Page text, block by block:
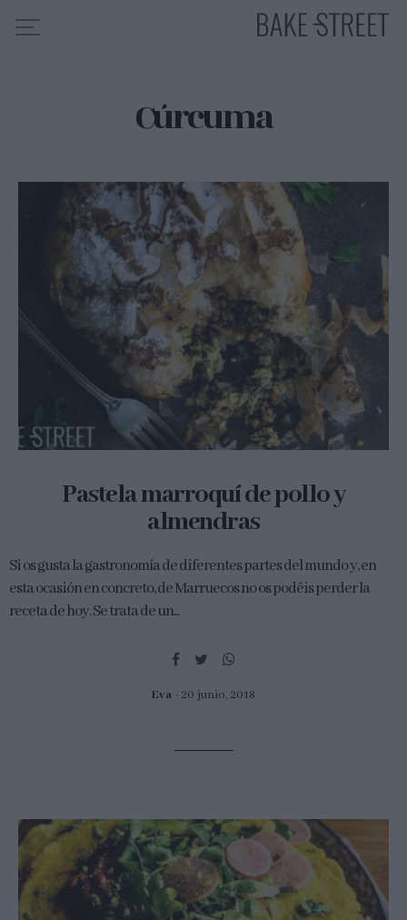
SOBRE MÍ
MIS CURSOS
CONTACTO
EN
Cúrcuma
Pastela marroquí de pollo y
almendras
Si os gusta la gastronomía de diferentes partes del mundo y, en
esta ocasión en concreto, de Marruecos no os podéis perder la
receta de hoy. Se trata de un...
Eva 20 junio, 2018